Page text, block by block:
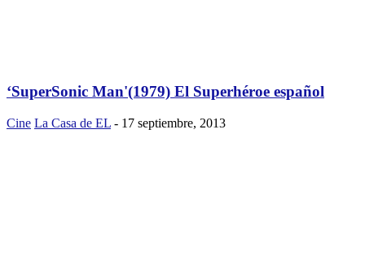
‘SuperSonic Man'(1979) El Superhéroe español
Cine La Casa de EL - 17 septiembre, 2013